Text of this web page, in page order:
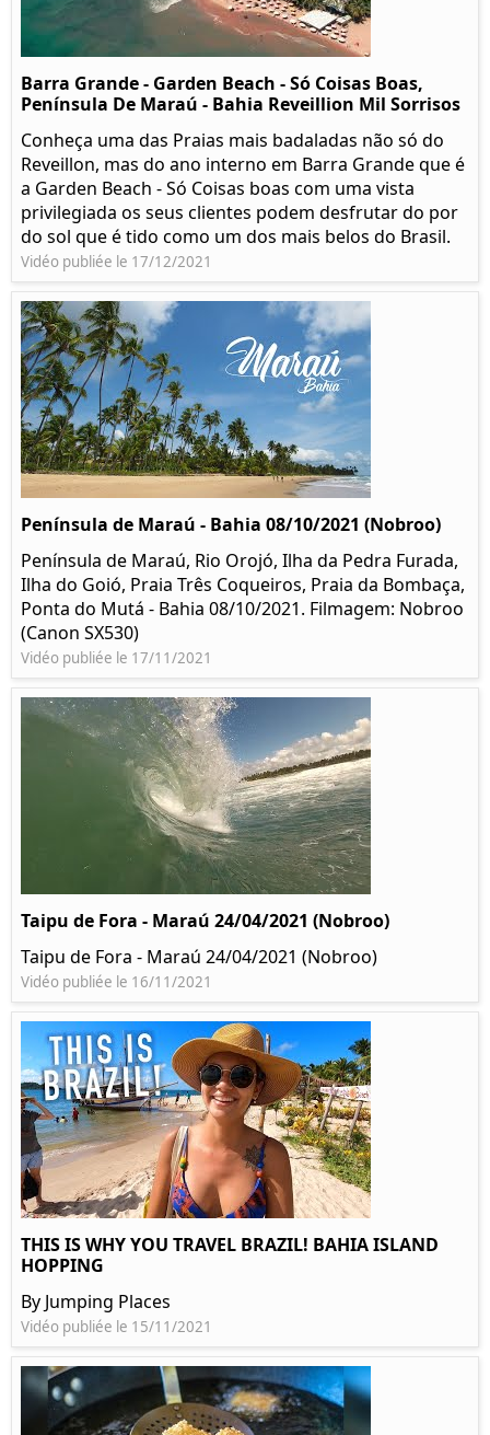
Barra Grande - Garden Beach - Só Coisas Boas,
Península De Maraú - Bahia Reveillion Mil Sorrisos
Conheça uma das Praias mais badaladas não só do
Reveillon, mas do ano interno em Barra Grande que é
a Garden Beach - Só Coisas boas com uma vista
privilegiada os seus clientes podem desfrutar do por
do sol que é tido como um dos mais belos do Brasil.
Vidéo publiée le 17/12/2021
Península de Maraú - Bahia 08/10/2021 (Nobroo)
Península de Maraú, Rio Orojó, Ilha da Pedra Furada,
Ilha do Goió, Praia Três Coqueiros, Praia da Bombaça,
Ponta do Mutá - Bahia 08/10/2021. Filmagem: Nobroo
(Canon SX530)
Vidéo publiée le 17/11/2021
Taipu de Fora - Maraú 24/04/2021 (Nobroo)
Taipu de Fora - Maraú 24/04/2021 (Nobroo)
Vidéo publiée le 16/11/2021
THIS IS WHY YOU TRAVEL BRAZIL! BAHIA ISLAND
HOPPING
By Jumping Places
Vidéo publiée le 15/11/2021